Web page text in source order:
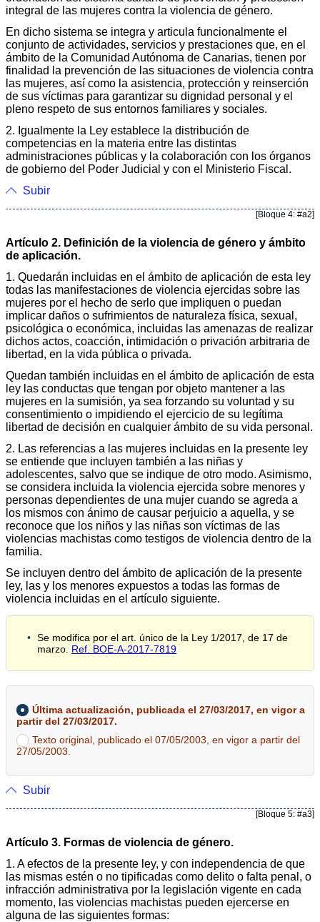
integral de las mujeres contra la violencia de género.
En dicho sistema se integra y articula funcionalmente el
conjunto de actividades, servicios y prestaciones que, en el
ámbito de la Comunidad Autónoma de Canarias, tienen por
finalidad la prevención de las situaciones de violencia contra
las mujeres, así como la asistencia, protección y reinserción
de sus víctimas para garantizar su dignidad personal y el
pleno respeto de sus entornos familiares y sociales.
2. Igualmente la Ley establece la distribución de
competencias en la materia entre las distintas
administraciones públicas y la colaboración con los órganos
de gobierno del Poder Judicial y con el Ministerio Fiscal.
Subir
[Bloque 4: #a2]
Artículo 2. Definición de la violencia de género y ámbito
de aplicación.
1. Quedarán incluidas en el ámbito de aplicación de esta ley
todas las manifestaciones de violencia ejercidas sobre las
mujeres por el hecho de serlo que impliquen o puedan
implicar daños o sufrimientos de naturaleza física, sexual,
psicológica o económica, incluidas las amenazas de realizar
dichos actos, coacción, intimidación o privación arbitraria de
libertad, en la vida pública o privada.
Quedan también incluidas en el ámbito de aplicación de esta
ley las conductas que tengan por objeto mantener a las
mujeres en la sumisión, ya sea forzando su voluntad y su
consentimiento o impidiendo el ejercicio de su legítima
libertad de decisión en cualquier ámbito de su vida personal.
2. Las referencias a las mujeres incluidas en la presente ley
se entiende que incluyen también a las niñas y
adolescentes, salvo que se indique de otro modo. Asimismo,
se considera incluida la violencia ejercida sobre menores y
personas dependientes de una mujer cuando se agreda a
los mismos con ánimo de causar perjuicio a aquella, y se
reconoce que los niños y las niñas son víctimas de las
violencias machistas como testigos de violencia dentro de la
familia.
Se incluyen dentro del ámbito de aplicación de la presente
ley, las y los menores expuestos a todas las formas de
violencia incluidas en el artículo siguiente.
Se modifica por el art. único de la Ley 1/2017, de 17 de
marzo. Ref. BOE-A-2017-7819
Última actualización, publicada el 27/03/2017, en vigor a
partir del 27/03/2017.
Texto original, publicado el 07/05/2003, en vigor a partir del
27/05/2003.
Subir
[Bloque 5: #a3]
Artículo 3. Formas de violencia de género.
1. A efectos de la presente ley, y con independencia de que
las mismas estén o no tipificadas como delito o falta penal, o
infracción administrativa por la legislación vigente en cada
momento, las violencias machistas pueden ejercerse en
alguna de las siguientes formas: